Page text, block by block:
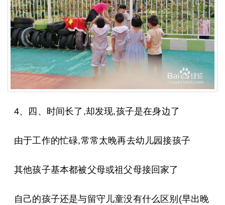
4、四、时间长了,却发现,孩子是在身边了
由于工作的忙碌,常常太晚再去幼儿园接孩子
其他孩子基本都被父母或祖父母接回家了
自己的孩子还是与留守儿童没有什么区别(早出晚